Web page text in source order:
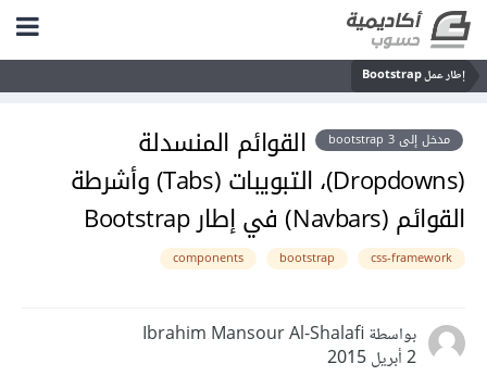
إطار عمل Bootstrap
مدخل إلى bootstrap 3
القوائم المنسدلة
(Dropdowns)، التبويبات (Tabs) وأشرطة
القوائم (Navbars) في إطار Bootstrap
css-framework
bootstrap
components
بواسطة Ibrahim Mansour Al-Shalafi
2 أبريل 2015